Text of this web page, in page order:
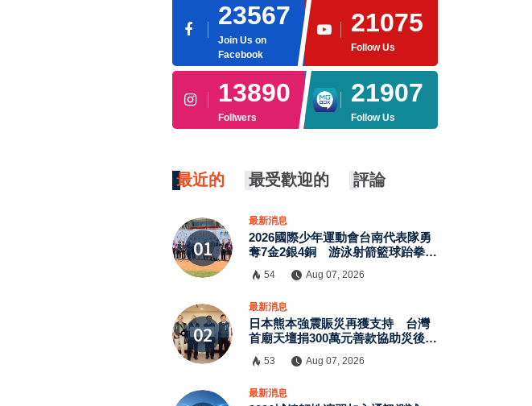
23567
Join Us on
Facebook
21075
Follow Us
13890
Follwers
21907
Follow Us
最近的 最受歡迎的 評論
最新消息
2026國際少年運動會台南代表隊勇
奪7金2銀4銅 游泳射箭籃球跆拳道
54 Aug 07, 2026
最新消息
日本熊本強震賑災再獲支持 台灣
首廟天壇捐300萬元善款協助災後復
53 Aug 07, 2026
最新消息
×